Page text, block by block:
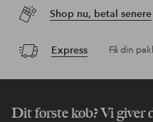
Shop nu, betal senere
Express Få din
Dit første køb? Vi giver